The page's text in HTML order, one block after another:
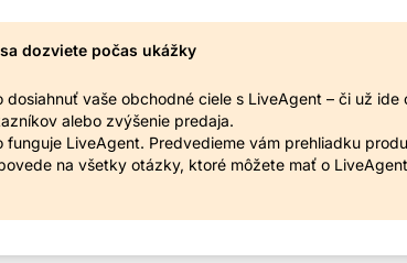
dozviete počas ukážky
dosiahnuť vaše obchodné ciele s LiveAgent – či už ide
alebo zvýšenie predaja.
funguje LiveAgent. Predvedieme vám prehliadku
na všetky otázky, ktoré môžete mať o